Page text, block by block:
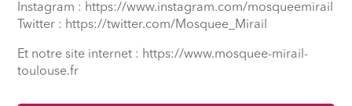
Instagram : https://www.instagram.com/mosqueemirail
Twitter : https://twitter.com/Mosquee_Mirail
Et notre site internet : https://www.mosquee-mirail-
toulouse.fr